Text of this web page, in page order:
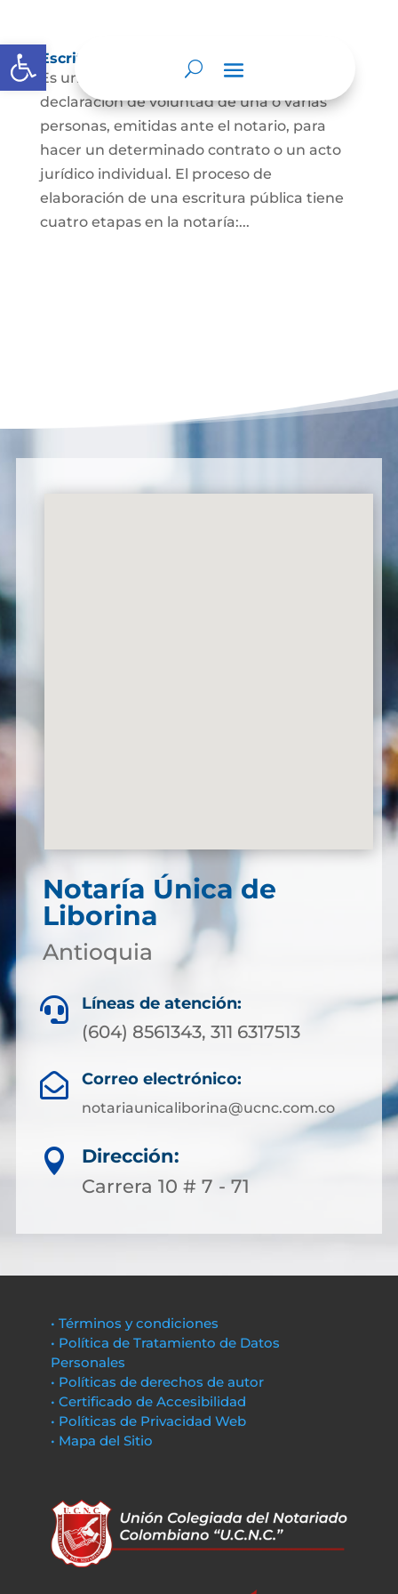
Abrir barra de herramientas
Escritura Pública
Es un documento que contiene la
declaración de voluntad de una o varias
personas, emitidas ante el notario, para
hacer un determinado contrato o un acto
jurídico individual. El proceso de
elaboración de una escritura pública tiene
cuatro etapas en la notaría:...
Notaría Única de
Liborina
Antioquia
 Líneas de atención:
(604) 8561343, 311 6317513
 Correo electrónico:
notariaunicaliborina@ucnc.com.co

Dirección:
Carrera 10 # 7 - 71
• Términos y condiciones
• Política de Tratamiento de Datos
Personales
• Políticas de derechos de autor
• Certificado de Accesibilidad
• Políticas de Privacidad Web
• Mapa del Sitio